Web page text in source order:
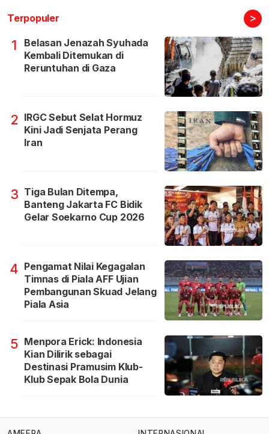
Terpopuler >
1
Belasan Jenazah Syuhada
Kembali Ditemukan di
Reruntuhan di Gaza
2 IRGC Sebut Selat Hormuz
Kini Jadi Senjata Perang
Iran
3 Tiga Bulan Ditempa,
Banteng Jakarta FC Bidik
Gelar Soekarno Cup 2026
4 Pengamat Nilai Kegagalan
Timnas di Piala AFF Ujian
Pembangunan Skuad Jelang
Piala Asia
5 Menpora Erick: Indonesia
Kian Dilirik sebagai
Destinasi Pramusim Klub-
Klub Sepak Bola Dunia